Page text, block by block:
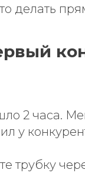
делать
2 часа.
у
трубку